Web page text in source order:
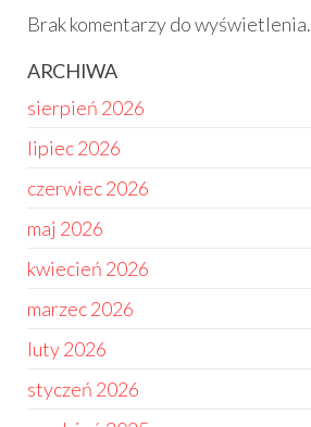
Brak komentarzy do wyświetlenia.
ARCHIWA
sierpień 2026
lipiec 2026
czerwiec 2026
maj 2026
kwiecień 2026
marzec 2026
luty 2026
styczeń 2026